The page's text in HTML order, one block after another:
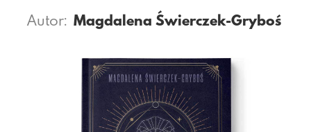
Autor: Magdalena Świerczek-Gryboś